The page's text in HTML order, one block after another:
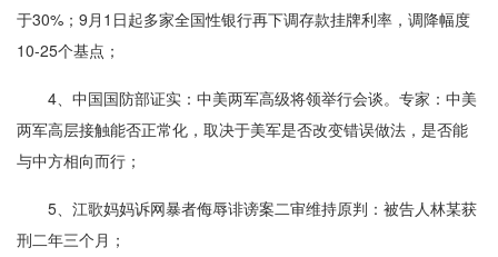
于30%；9月1日起多家全国性银行再下调存款挂牌利率，调降幅度
10-25个基点；
4、中国国防部证实：中美两军高级将领举行会谈。专家：中美
两军高层接触能否正常化，取决于美军是否改变错误做法，是否能
与中方相向而行；
5、江歌妈妈诉网暴者侮辱诽谤案二审维持原判：被告人林某获
刑二年三个月；